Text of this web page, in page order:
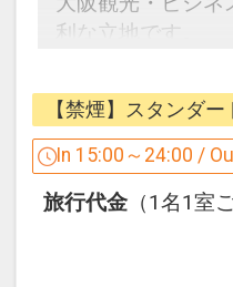
分
観光地までの目安
用）
・ユニバーサルシ
利な立地です。
ンドリーコーナー
や長期滞在の方に
【朝食バイキング
10：30
大阪名物の肉吸
メニューも取り
【禁煙】スタンダ
In 15:00～24:00 /
旅行代金 （1名1室